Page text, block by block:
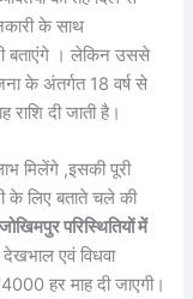
के साथ
बताएंगे । लेकिन उससे
के अंतर्गत 18 वर्ष से
दी जाती है।
मिलेंगे ,इसकी पूरी
के लिए बताते चले की
जोखिमपुर परिस्थितियों में
एवं विधवा
हर माह दी जाएगी।